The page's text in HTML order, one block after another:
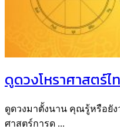
ดูดวงโหราศาสตร์
ดูดวงมาตั้งนาน คุณรู้หรือยั
ศาสตร์การด ...